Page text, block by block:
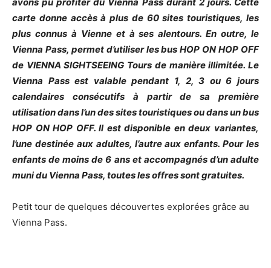
carte donne accès à plus de 60 sites touristiques, les
plus connus à Vienne et à ses alentours. En outre, le
Vienna Pass, permet d’utiliser les bus HOP ON HOP OFF
de VIENNA SIGHTSEEING Tours de manière illimitée. Le
Vienna Pass est valable pendant 1, 2, 3 ou 6 jours
calendaires consécutifs à partir de sa première
utilisation dans l’un des sites touristiques ou dans un bus
HOP ON HOP OFF. Il est disponible en deux variantes,
l’une destinée aux adultes, l’autre aux enfants. Pour les
enfants de moins de 6 ans et accompagnés d’un adulte
muni du Vienna Pass, toutes les offres sont gratuites.
Petit tour de quelques découvertes explorées grâce au
Vienna Pass.